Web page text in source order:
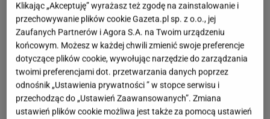
Klikając „Akceptuję” wyrażasz też zgodę na zainstalowanie i
przechowywanie plików cookie Gazeta.pl sp. z o.o., jej
Zaufanych Partnerów i Agora S.A. na Twoim urządzeniu
końcowym. Możesz w każdej chwili zmienić swoje preferencje
dotyczące plików cookie, wywołując narzędzie do zarządzania
twoimi preferencjami dot. przetwarzania danych poprzez
odnośnik „Ustawienia prywatności ” w stopce serwisu i
przechodząc do „Ustawień Zaawansowanych”. Zmiana
ustawień plików cookie możliwa jest także za pomocą ustawień